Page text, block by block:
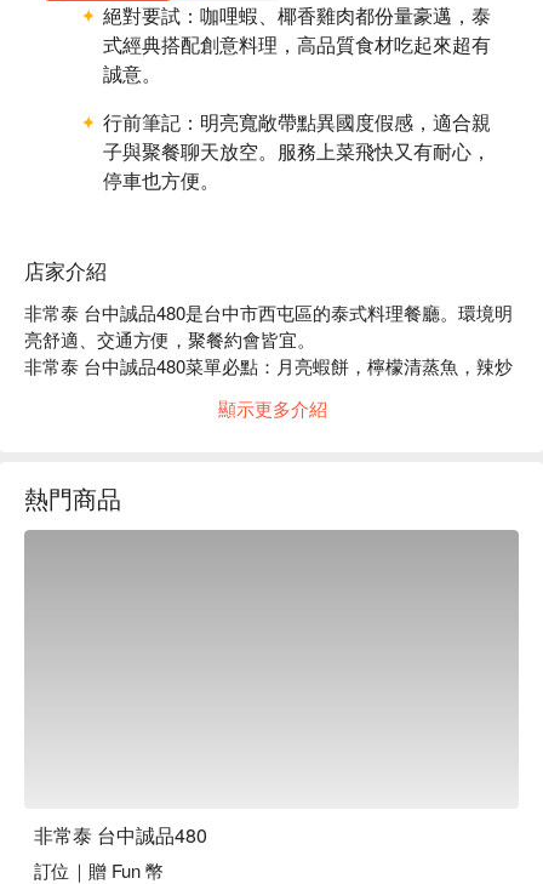
絕對要試： 咖哩蝦、椰香雞肉都份量豪邁，泰
式經典搭配創意料理，高品質食材吃起來超有
誠意。
行前筆記： 明亮寬敞帶點異國度假感，適合親
子與聚餐聊天放空。服務上菜飛快又有耐心，
停車也方便。
店家介紹
非常泰 台中誠品480是台中市西屯區的泰式料理餐廳。環境明
亮舒適、交通方便，聚餐約會皆宜。
非常泰 台中誠品480菜單必點：月亮蝦餅，檸檬清蒸魚，辣炒
非常泰 台中誠品480推薦：餐點選擇豐富，價格親民，服務穩
查看⬇︎
顯示更多介紹
熱門商品
非常泰 台中誠品480
訂位｜贈 Fun 幣